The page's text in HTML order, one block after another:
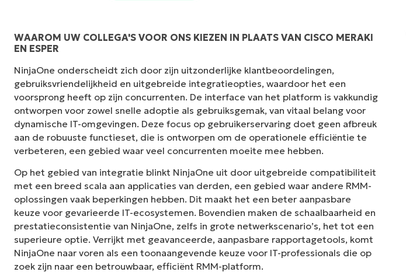
WAAROM UW COLLEGA'S VOOR ONS KIEZEN IN PLAATS VAN CISCO MERAKI
EN ESPER
NinjaOne onderscheidt zich door zijn uitzonderlijke klantbeoordelingen,
gebruiksvriendelijkheid en uitgebreide integratieopties, waardoor het een
voorsprong heeft op zijn concurrenten. De interface van het platform is vakkundig
ontworpen voor zowel snelle adoptie als gebruiksgemak, van vitaal belang voor
dynamische IT-omgevingen. Deze focus op gebruikerservaring doet geen afbreuk
aan de robuuste functieset, die is ontworpen om de operationele efficiëntie te
verbeteren, een gebied waar veel concurrenten moeite mee hebben.
Op het gebied van integratie blinkt NinjaOne uit door uitgebreide compatibiliteit
met een breed scala aan applicaties van derden, een gebied waar andere RMM-
oplossingen vaak beperkingen hebben. Dit maakt het een beter aanpasbare
keuze voor gevarieerde IT-ecosystemen. Bovendien maken de schaalbaarheid en
prestatieconsistentie van NinjaOne, zelfs in grote netwerkscenario’s, het tot een
superieure optie. Verrijkt met geavanceerde, aanpasbare rapportagetools, komt
NinjaOne naar voren als een toonaangevende keuze voor IT-professionals die op
zoek zijn naar een betrouwbaar, efficiënt RMM-platform.
"NinjaOne is ongelofelijk gebruiksvriendelijk en combineert een vloeiende
interface met krachtige back-end functies. Er is geen ingewikkelde
installatie of moeilijk te beheren interface. Alle opties en hulpmiddelen zijn
duidelijk gelabeld, gemakkelijk te begrijpen en de interface is... gemakkelijk
te navigeren."
Ryan Reiffenberger
Reiffenberger.NET Technologie Oplossingen